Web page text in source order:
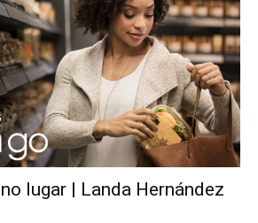
lugar | Landa Hernández